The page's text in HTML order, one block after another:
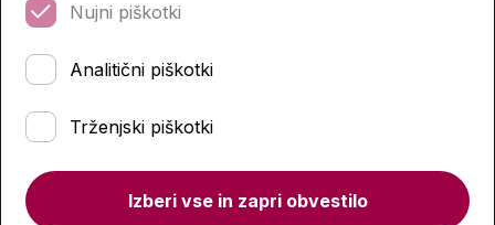
Nujni piškotki
Analitični piškotki
Trženjski piškotki
Izberi vse in zapri obvestilo